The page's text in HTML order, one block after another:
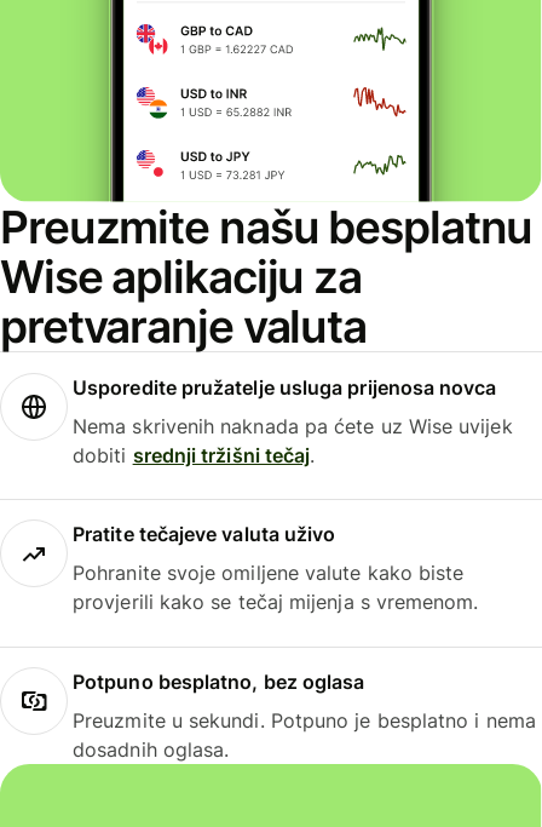
Preuzmite našu besplatnu
Wise aplikaciju za
pretvaranje valuta
Usporedite pružatelje usluga prijenosa novca
Nema skrivenih naknada pa ćete uz Wise uvijek
dobiti srednji tržišni tečaj.
Pratite tečajeve valuta uživo
Pohranite svoje omiljene valute kako biste
provjerili kako se tečaj mijenja s vremenom.
Potpuno besplatno, bez oglasa
Preuzmite u sekundi. Potpuno je besplatno i nema
dosadnih oglasa.